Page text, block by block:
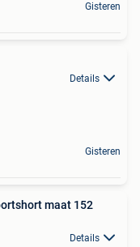
Gisteren
Details
Gisteren
maat 152
Details